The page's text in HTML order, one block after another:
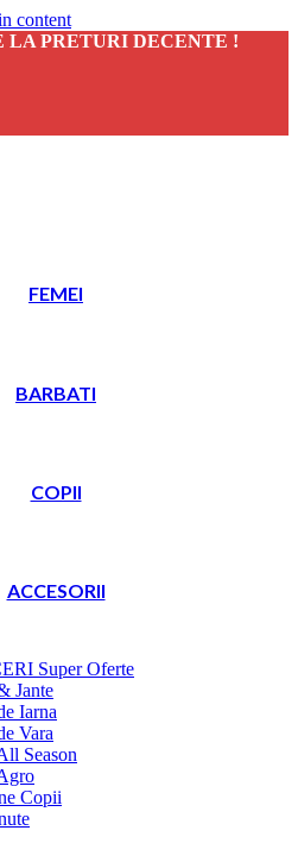
content
LA PRETURI DECENTE !
FEMEI
BARBATI
COPII
ACCESORII
Super Oferte
Jante
Iarna
Vara
Season
Copii